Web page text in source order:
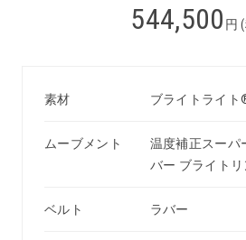
544,500 円
素材 ブライトライト
ムーブメント
温度補正スーパ
バー ブライトリ
ベルト ラバー